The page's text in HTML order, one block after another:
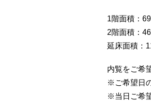
1階面積：
2階面積：
延床面積：
内覧をご希
※ご希望日
※当日ご希